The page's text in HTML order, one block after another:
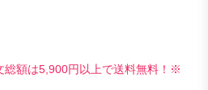
額は5,900円以上で送料無料！※